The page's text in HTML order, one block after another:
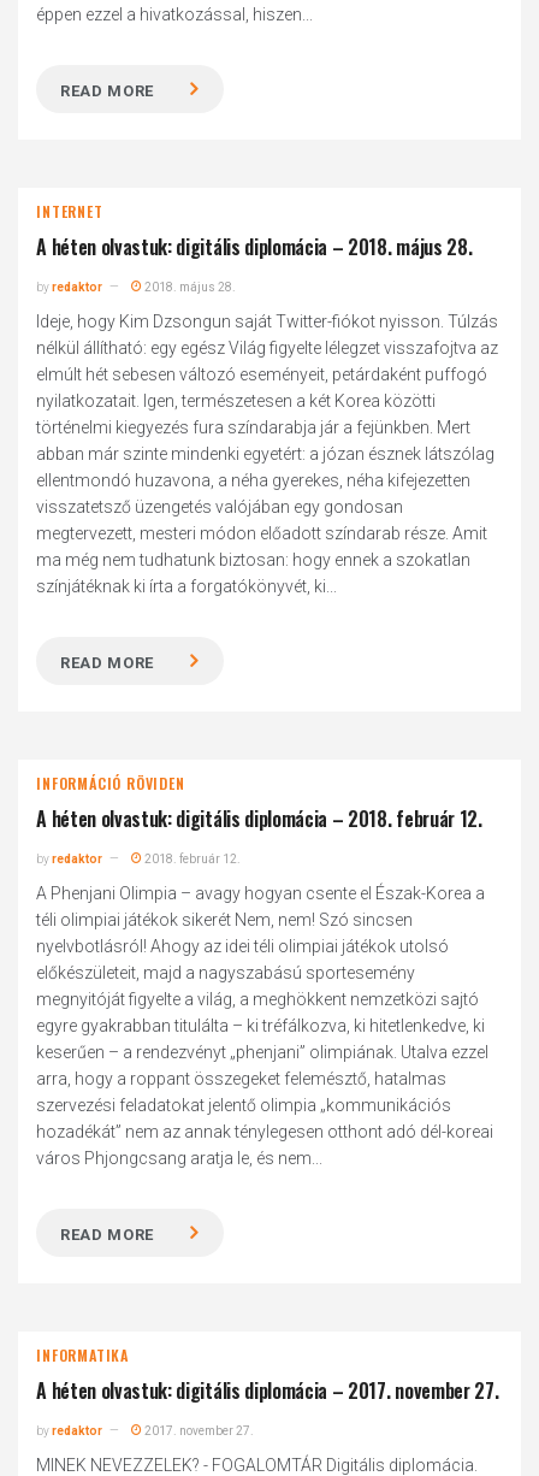
éppen ezzel a hivatkozással, hiszen...
READ MORE
INTERNET
A héten olvastuk: digitális diplomácia – 2018. május 28.
byredaktor 2018. május 28.
Ideje, hogy Kim Dzsongun saját Twitter-fiókot nyisson. Túlzás
nélkül állítható: egy egész Világ figyelte lélegzet visszafojtva az
elmúlt hét sebesen változó eseményeit, petárdaként puffogó
nyilatkozatait. Igen, természetesen a két Korea közötti
történelmi kiegyezés fura színdarabja jár a fejünkben. Mert
abban már szinte mindenki egyetért: a józan észnek látszólag
ellentmondó huzavona, a néha gyerekes, néha kifejezetten
visszatetsző üzengetés valójában egy gondosan
megtervezett, mesteri módon előadott színdarab része. Amit
ma még nem tudhatunk biztosan: hogy ennek a szokatlan
színjátéknak ki írta a forgatókönyvét, ki...
READ MORE
INFORMÁCIÓ RÖVIDEN
A héten olvastuk: digitális diplomácia – 2018. február 12.
byredaktor 2018. február 12.
A Phenjani Olimpia – avagy hogyan csente el Észak-Korea a
téli olimpiai játékok sikerét Nem, nem! Szó sincsen
nyelvbotlásról! Ahogy az idei téli olimpiai játékok utolsó
előkészületeit, majd a nagyszabású sportesemény
megnyitóját figyelte a világ, a meghökkent nemzetközi sajtó
egyre gyakrabban titulálta – ki tréfálkozva, ki hitetlenkedve, ki
keserűen – a rendezvényt „phenjani” olimpiának. Utalva ezzel
arra, hogy a roppant összegeket felemésztő, hatalmas
szervezési feladatokat jelentő olimpia „kommunikációs
hozadékát” nem az annak ténylegesen otthont adó dél-koreai
város Phjongcsang aratja le, és nem...
READ MORE
INFORMATIKA
A héten olvastuk: digitális diplomácia – 2017. november 27.
byredaktor 2017. november 27.
MINEK NEVEZZELEK? - FOGALOMTÁR Digitális diplomácia.